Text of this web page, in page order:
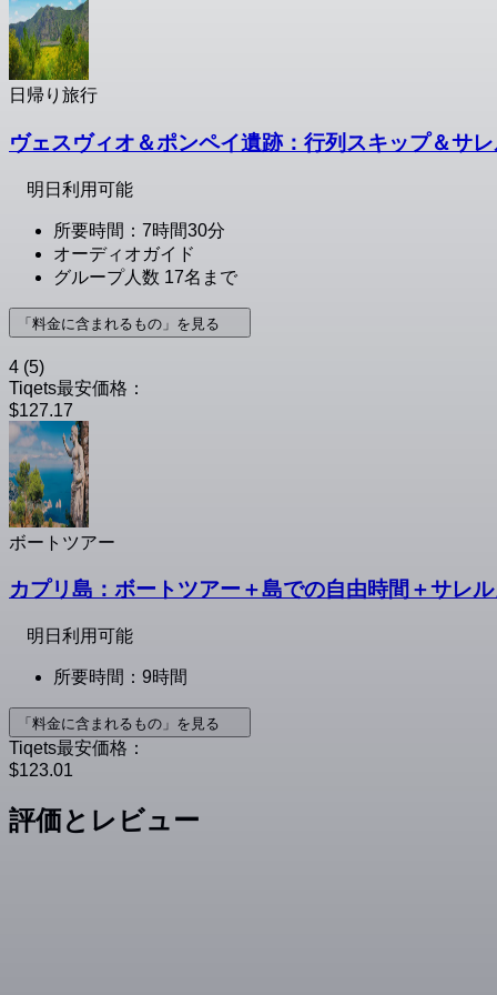
日帰り旅行
ヴェスヴィオ＆ポンペイ遺跡：行列スキップ＆サ
明日利用可能
所要時間：7時間30分
オーディオガイド
グループ人数 17名まで
「料金に含まれるもの」を見る
4 (5)
Tiqets最安価格：
$127.17
ボートツアー
カプリ島：ボートツアー＋島での自由時間＋サレ
明日利用可能
所要時間：9時間
「料金に含まれるもの」を見る
Tiqets最安価格：
$123.01
評価とレビュー